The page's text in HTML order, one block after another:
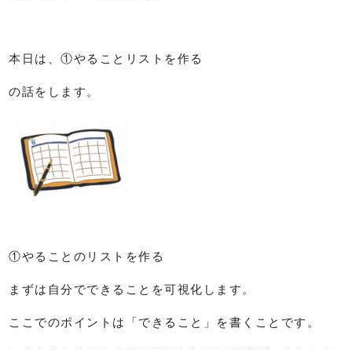
本日は、①やることリストを作る
の話をします。
①やることのリストを作る
まずは自分でできることを可視化します。
ここでのポイントは「できること」を書くことです。